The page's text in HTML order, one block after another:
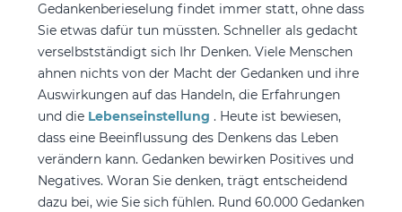
Gedankenberieselung findet immer statt, ohne dass
Sie etwas dafür tun müssten. Schneller als gedacht
verselbstständigt sich Ihr Denken. Viele Menschen
ahnen nichts von der Macht der Gedanken und ihre
Auswirkungen auf das Handeln, die Erfahrungen
und die Lebenseinstellung . Heute ist bewiesen,
dass eine Beeinflussung des Denkens das Leben
verändern kann. Gedanken bewirken Positives und
Negatives. Woran Sie denken, trägt entscheidend
dazu bei, wie Sie sich fühlen. Rund 60.000 Gedanken